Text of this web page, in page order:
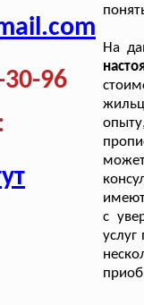
96
На
с